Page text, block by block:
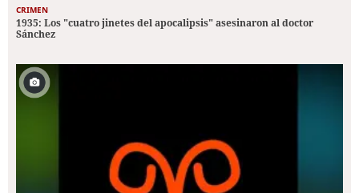
CRIMEN
1935: Los "cuatro jinetes del apocalipsis" asesinaron al doctor
Sánchez